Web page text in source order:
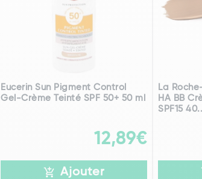
Eucerin Sun Pigment Control
Gel-Crème Teinté SPF 50+ 50 ml
12,89€
Ajouter
La
HA BB
SPF15